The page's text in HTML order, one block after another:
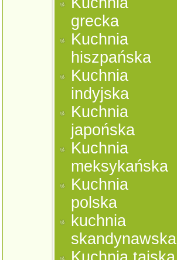
grecka
Kuchnia
hiszpańska
Kuchnia
indyjska
Kuchnia
japońska
Kuchnia
meksykańska
Kuchnia
polska
kuchnia
skandynawska